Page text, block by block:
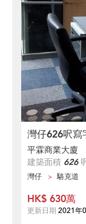
灣仔626呎寫
平霖商業大廈
建築面積 626
灣仔 駱克道
HK$ 630萬
更新日期 2021年